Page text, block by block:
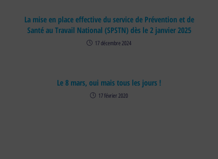
La mise en place effective du service de Prévention et de
Santé au Travail National (SPSTN) dès le 2 janvier 2025
17 décembre 2024
Le 8 mars, oui mais tous les jours !
17 février 2020